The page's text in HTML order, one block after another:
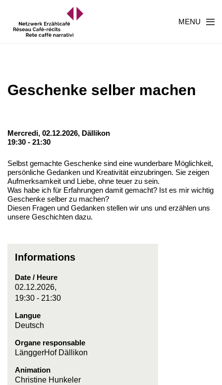
MENU
Geschenke selber machen
Mercredi, 02.12.2026, Dällikon
19:30 - 21:30
Selbst gemachte Geschenke sind eine wunderbare Möglichkeit,
persönliche Gedanken und Kreativität einzubringen. Sie zeigen
Aufmerksamkeit und Liebe, ohne teuer zu sein.
Was habe ich für Erfahrungen damit gemacht? Ist es mir wichtig
Geschenke selber zu machen?
Diesen Fragen und Gedanken stellen wir uns und erzählen uns
unsere Geschichten dazu.
Informations
Date / Heure
02.12.2026,
19:30 - 21:30
Langue
Deutsch
Organe responsable
LänggerHof Dällikon
Animation
Christine Hunkeler